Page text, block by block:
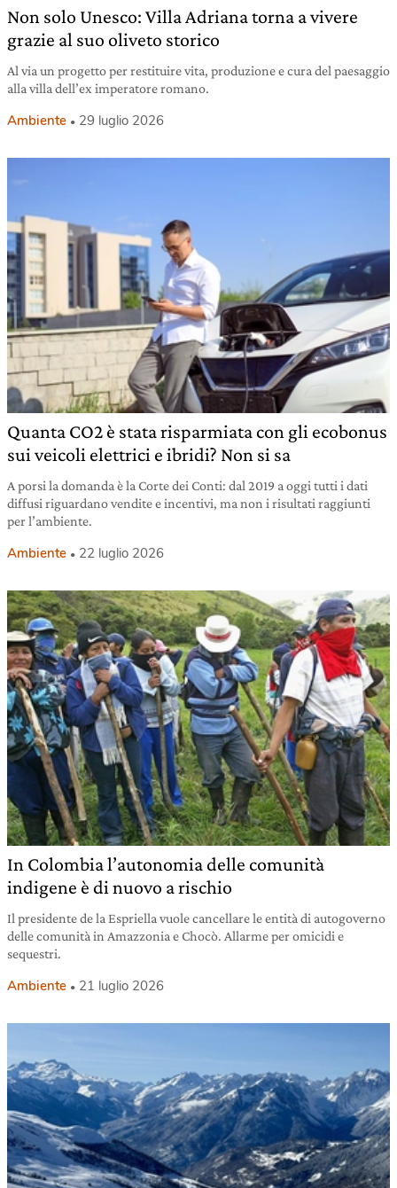
Non solo Unesco: Villa Adriana torna a vivere
grazie al suo oliveto storico
Al via un progetto per restituire vita, produzione e cura del paesaggio
alla villa dell’ex imperatore romano.
Ambiente 29 luglio 2026
Quanta CO2 è stata risparmiata con gli ecobonus
sui veicoli elettrici e ibridi? Non si sa
A porsi la domanda è la Corte dei Conti: dal 2019 a oggi tutti i dati
diffusi riguardano vendite e incentivi, ma non i risultati raggiunti
per l’ambiente.
Ambiente 22 luglio 2026
In Colombia l’autonomia delle comunità
indigene è di nuovo a rischio
Il presidente de la Espriella vuole cancellare le entità di autogoverno
delle comunità in Amazzonia e Chocò. Allarme per omicidi e
sequestri.
Ambiente 21 luglio 2026